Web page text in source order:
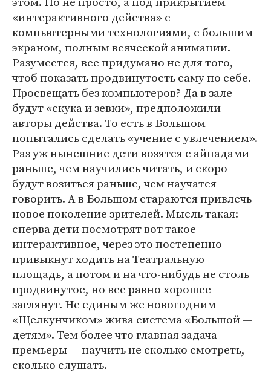
«интерактивного действа» с
компьютерными технологиями, с большим
экраном, полным всяческой анимации.
Разумеется, все придумано не для того,
чтоб показать продвинутость саму по себе.
Просвещать без компьютеров? Да в зале
будут «скука и зевки», предположили
авторы действа. То есть в Большом
попытались сделать «учение с увлечением».
Раз уж нынешние дети возятся с айпадами
раньше, чем научились читать, и скоро
будут возиться раньше, чем научатся
говорить. А в Большом стараются привлечь
новое поколение зрителей. Мысль такая:
сперва дети посмотрят вот такое
интерактивное, через это постепенно
привыкнут ходить на Театральную
площадь, а потом и на что-нибудь не столь
продвинутое, но все равно хорошее
заглянут. Не единым же новогодним
«Щелкунчиком» жива система «Большой —
детям». Тем более что главная задача
премьеры — научить не сколько смотреть,
сколько слушать.